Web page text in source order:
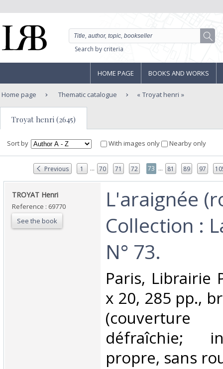
Search by criteria
HOME PAGE BOOKS AND WORKS
Home page Thematic catalogue Troyat henri
Troyat henri (2645)
Sort by With images only Nearby only
Previous 1 ... 70 71 72 73 ... 81 89 97
‎TROYAT Henri‎
Reference : 69770
See the book
‎L'araignée
Collection :
N° 73.‎
‎Paris, Librairie
x 20, 285 pp.,
(couverture
défraîchie;
propre, sans